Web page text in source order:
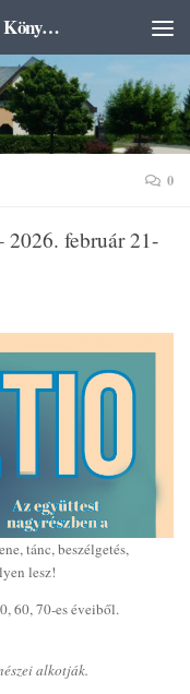
Tát Város Önkormányzat Kultúrház és Könyvtár
0
2026. február 21-
tánc, beszélgetés,
lesz!
60, 70-es éveiből.
alkotják.